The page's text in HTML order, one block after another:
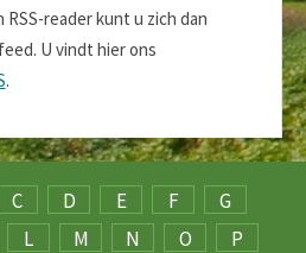
RSS-reader kunt u zich dan
U vindt hier ons
.
C D E F
G
L M N O
P